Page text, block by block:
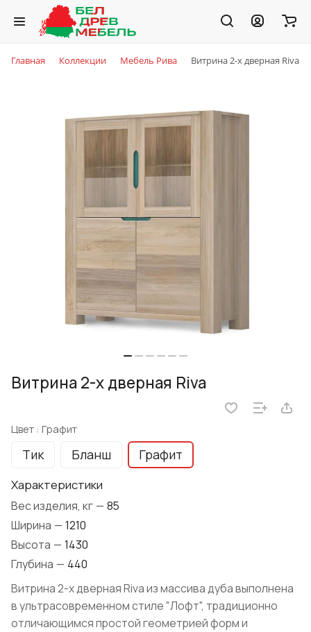
Главная Коллекции Мебель Рива Витрина 2-х дверная Riva
Витрина 2-х дверная Riva
Цвет : Графит
Тик Бланш Графит
Характеристики
Вес изделия, кг — 85
Ширина — 1210
Высота — 1430
Глубина — 440
Витрина 2-х дверная Riva из массива дуба выполнена
в ультрасовременном стиле "Лофт", традиционно
отличающимся простой геометрией форм и